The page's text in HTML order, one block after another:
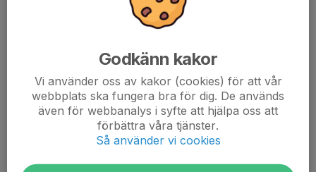
Godkänn kakor
Vi använder oss av kakor (cookies) för att vår
webbplats ska fungera bra för dig. De används
även för webbanalys i syfte att hjälpa oss att
förbättra våra tjänster.
Så använder vi cookies